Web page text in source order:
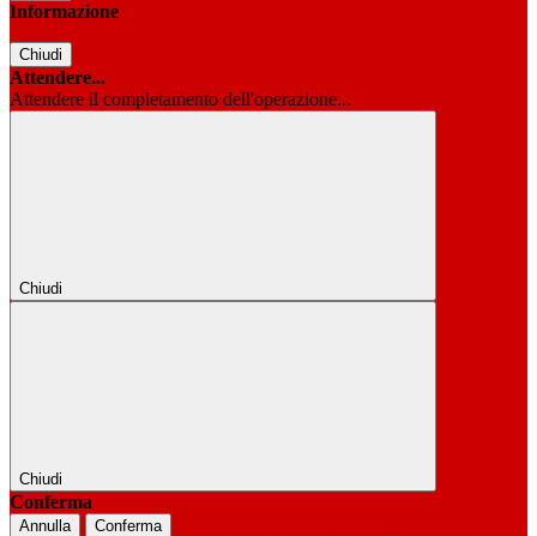
Informazione
Chiudi
Attendere...
Attendere il completamento dell'operazione...
Chiudi
Chiudi
Conferma
Annulla Conferma